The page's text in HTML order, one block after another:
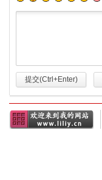
提交(Ctrl+Enter)